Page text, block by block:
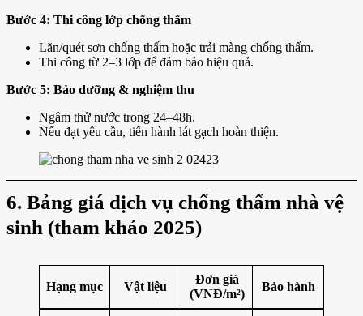
Bước 4: Thi công lớp chống thấm
Lăn/quét sơn chống thấm hoặc trải màng chống thấm.
Thi công từ 2–3 lớp để đảm bảo hiệu quả.
Bước 5: Bảo dưỡng & nghiệm thu
Ngâm thử nước trong 24–48h.
Nếu đạt yêu cầu, tiến hành lát gạch hoàn thiện.
6. Bảng giá dịch vụ chống thấm nhà vệ
sinh (tham khảo 2025)
Hạng mục Vật liệu
Đơn giá
(VNĐ/m²)
Bảo hành